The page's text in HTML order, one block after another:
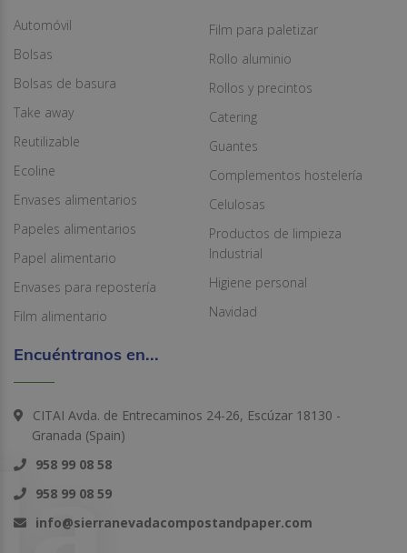
Automóvil
Bolsas
Bolsas de basura
Take away
Reutilizable
Ecoline
Envases alimentarios
Papeles alimentarios
Papel alimentario
Envases para repostería
Film alimentario
Film para paletizar
Rollo aluminio
Rollos y precintos
Catering
Guantes
Complementos hostelería
Celulosas
Productos de limpieza
Industrial
Higiene personal
Navidad
Encuéntranos en...
CITAI Avda. de Entrecaminos 24-26, Escúzar 18130 -
Granada (Spain)
958 99 08 58
958 99 08 59
info@sierranevadacompostandpaper.com